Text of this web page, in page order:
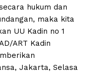
hukum dan
maka kita
UU Kadin no 1
ART Kadin
Jakarta, Selasa